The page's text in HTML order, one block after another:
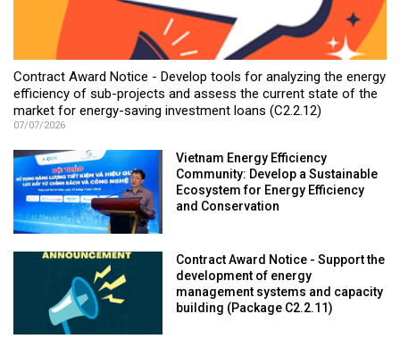
Contract Award Notice - Develop tools for analyzing the energy
efficiency of sub-projects and assess the current state of the
market for energy-saving investment loans (C2.2.12)
07/07/2026
Vietnam Energy Efficiency
Community: Develop a Sustainable
Ecosystem for Energy Efficiency
and Conservation
Contract Award Notice - Support the
development of energy
management systems and capacity
building (Package C2.2.11)